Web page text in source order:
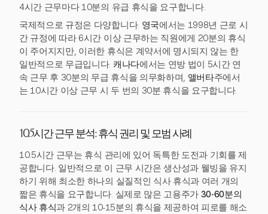
4시간 근무마다 10분의 유급 휴식을 요구합니다.
국제적으로 규정은 다양합니다. 영국에서는 1998년 근로 시
간 규정에 따라 6시간 이상 근무하는 직원에게 20분의 휴식
이 주어지지만, 이러한 휴식은 계약서에 명시되지 않는 한
일반적으로 무급입니다. 캐나다에서는 연방 법이 5시간 연
속 근무 후 30분의 무급 휴식을 의무화하며, 앨버타주에서
는 10시간 이상 근무 시 두 번의 30분 휴식을 요구합니다.
10.5시간 근무 분석: 휴식 권리 및 모범 사례
10.5시간 근무는 휴식 관리에 있어 독특한 도전과 기회를 제
공합니다. 일반적으로 이 근무 시간은 생산성과 웰빙을 유지
하기 위해 최소한 하나의 실질적인 식사 휴식과 여러 개의
짧은 휴식을 요구합니다. 실제로 많은 고용주가 30-60분의
식사 휴식과 2개의 10-15분의 휴식을 제공하여 피로를 해소